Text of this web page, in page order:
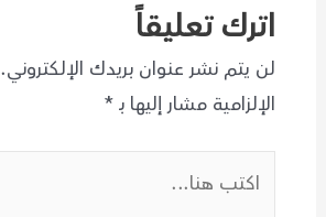
اترك تعليقاً
لن يتم نشر عنوان بريدك الإلكتروني.
الإلزامية مشار إليها بـ*